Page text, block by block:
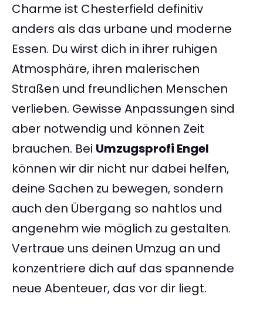
Charme ist Chesterfield definitiv
anders als das urbane und moderne
Essen. Du wirst dich in ihrer ruhigen
Atmosphäre, ihren malerischen
Straßen und freundlichen Menschen
verlieben. Gewisse Anpassungen sind
aber notwendig und können Zeit
brauchen. Bei Umzugsprofi Engel
können wir dir nicht nur dabei helfen,
deine Sachen zu bewegen, sondern
auch den Übergang so nahtlos und
angenehm wie möglich zu gestalten.
Vertraue uns deinen Umzug an und
konzentriere dich auf das spannende
neue Abenteuer, das vor dir liegt.